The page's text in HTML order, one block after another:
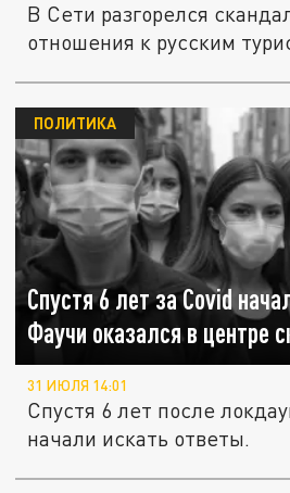
В Сети разгорелся
отношения к русским
Спустя 6 лет за Covid
Фаучи оказался в центре
ПОЛИТИКА
31 ИЮЛЯ 14:01
Спустя 6 лет после
начали искать ответы.